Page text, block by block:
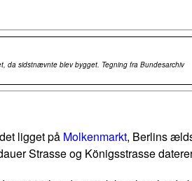
da sidstnævnte blev bygget. Tegning fra Bundesarchiv
ligget på Molkenmarkt, Berlins
Strasse og Königsstrasse